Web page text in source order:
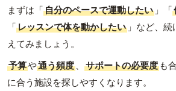
まずは「自分のペースで運動したい 」「
「レッスンで体を動かしたい 」など、
えてみましょう。
予算や通う頻度 、 サポートの必要度 も
に合う施設を探しやすくなります。